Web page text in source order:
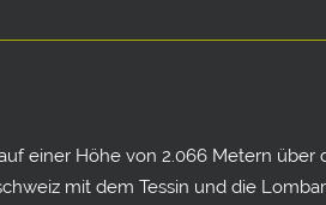
einer Höhe von 2.066 Metern über
mit dem Tessin und die